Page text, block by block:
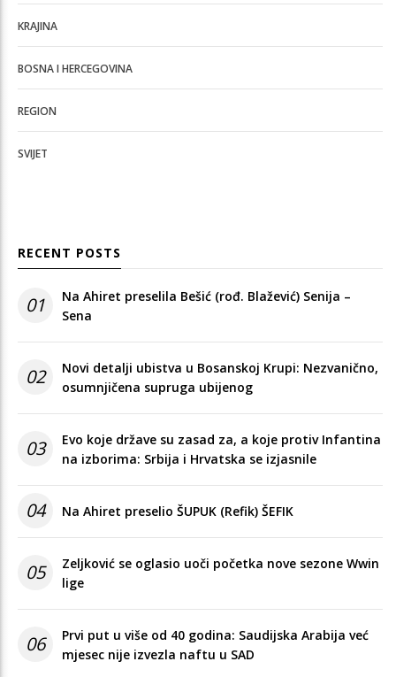
KRAJINA
BOSNA I HERCEGOVINA
REGION
SVIJET
RECENT POSTS
01
Na Ahiret preselila Bešić (rođ. Blažević) Senija –
Sena
02
Novi detalji ubistva u Bosanskoj Krupi: Nezvanično,
osumnjičena supruga ubijenog
03
Evo koje države su zasad za, a koje protiv Infantina
na izborima: Srbija i Hrvatska se izjasnile
04 Na Ahiret preselio ŠUPUK (Refik) ŠEFIK
05
Zeljković se oglasio uoči početka nove sezone Wwin
lige
06
Prvi put u više od 40 godina: Saudijska Arabija već
mjesec nije izvezla naftu u SAD